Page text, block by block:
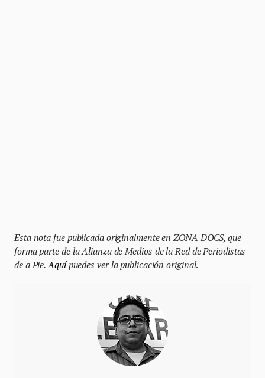
Esta nota fue publicada originalmente en ZONA DOCS, que
forma parte de la Alianza de Medios de la Red de Periodistas
de a Pie.Aquípuedes ver la publicación original.